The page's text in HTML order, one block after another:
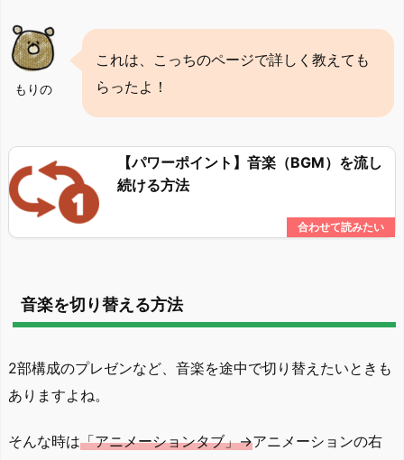
もりの
これは、こっちのページで詳しく教えても
らったよ！
【パワーポイント】音楽（BGM）を流し
続ける方法
音楽を切り替える方法
2部構成のプレゼンなど、音楽を途中で切り替えたいときも
ありますよね。
そんな時は「アニメーションタブ」→アニメーションの右